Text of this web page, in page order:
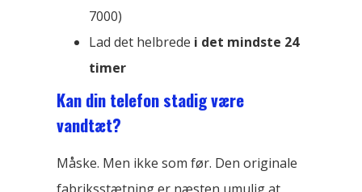
7000)
Lad det helbrede i det mindste 24
timer
Kan din telefon stadig være
vandtæt?
Måske. Men ikke som før. Den originale